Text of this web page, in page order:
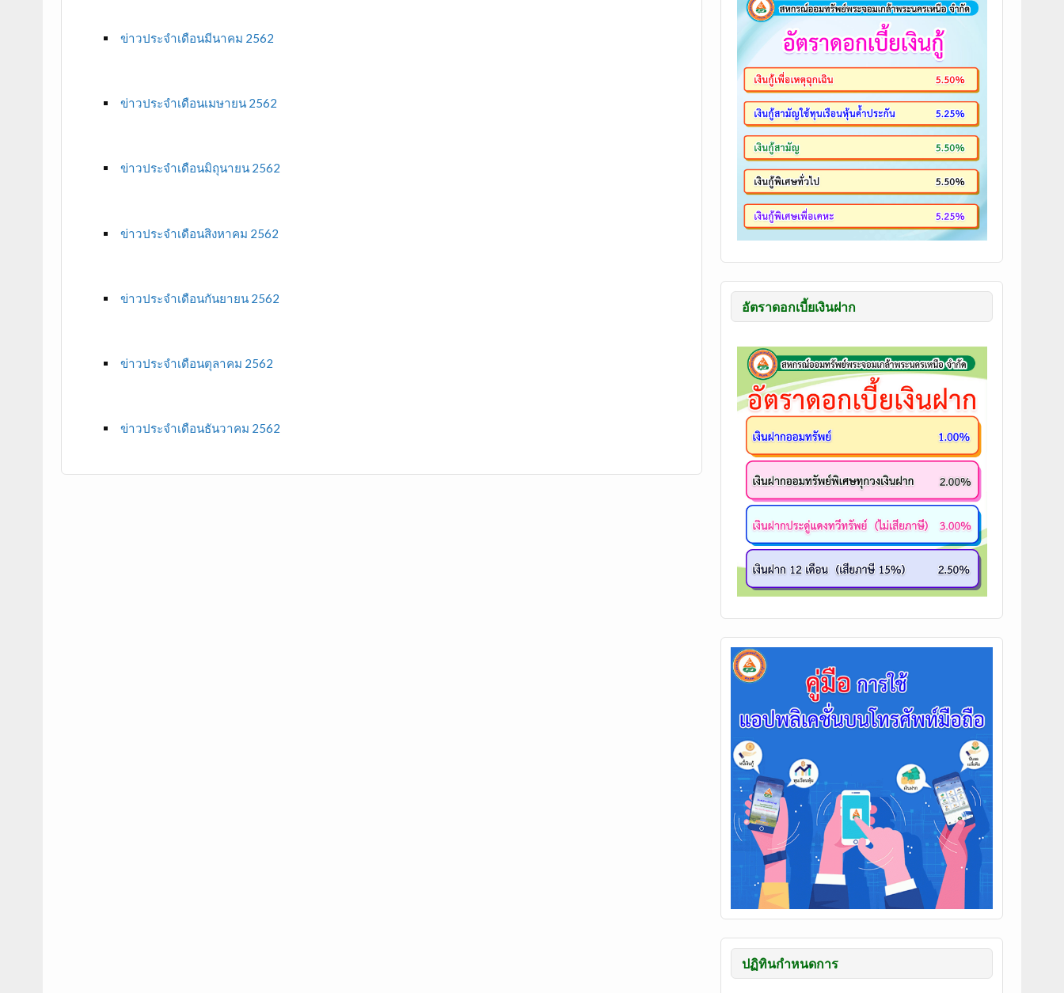
ข่าวประจำเดือนมีนาคม 2562
ข่าวประจำเดือนเมษายน 2562
ข่าวประจำเดือนมิถุนายน 2562
ข่าวประจำเดือนสิงหาคม 2562
ข่าวประจำเดือนกันยายน 2562
ข่าวประจำเดือนตุลาคม 2562
ข่าวประจำเดือนธันวาคม 2562
อัตราดอกเบี้ยเงินฝาก
ปฏิทินกำหนดการ